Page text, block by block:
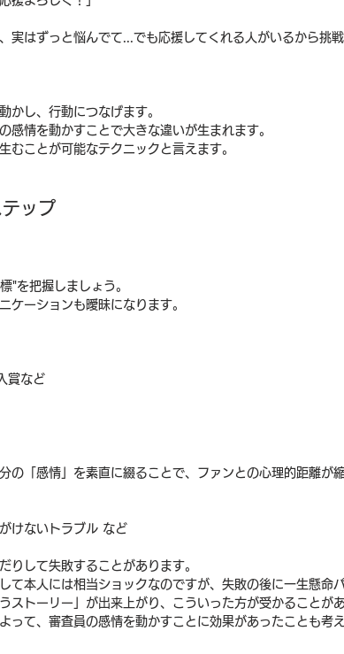
実はずっと悩んでて...でも応援してくれる人がいるから挑
かし、行動につなげます。
感情を動かすことで大きな違いが生まれます。
むことが可能なテクニックと言えます。
ップ
"を把握しましょう。
ケーションも曖昧になります。
賞など
「感情」を素直に綴ることで、ファンとの心理的距離が縮
けないトラブル など
りして失敗することがあります。
て本人には相当ショックなのですが、失敗の後に一生懸命
ストーリー」が出来上がり、こういった方が受かることがあ
って、審査員の感情を動かすことに効果があったことも考え